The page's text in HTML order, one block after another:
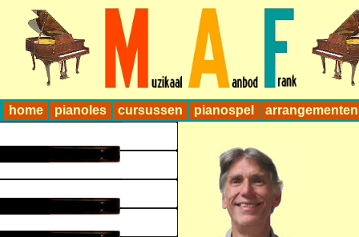
home pianoles cursussen pianospel arrangementen